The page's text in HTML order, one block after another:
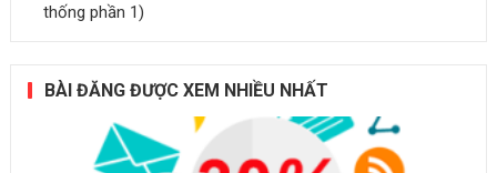
thống phần 1)
BÀI ĐĂNG ĐƯỢC XEM NHIỀU NHẤT